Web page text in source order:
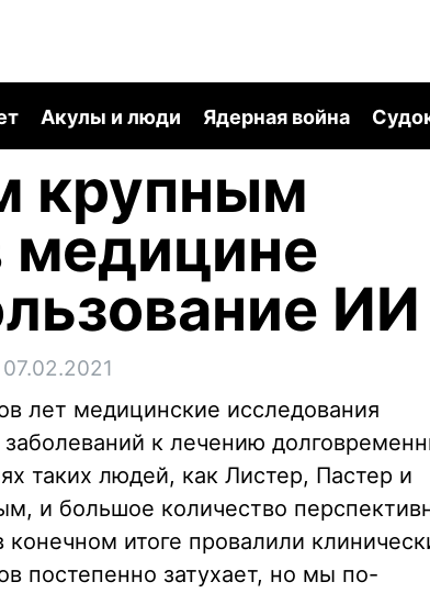
Акулы и люди Ядерная война
крупным
ИИ
лет медицинские исследования
к лечению
таких людей, как Листер, Пастер и
и большое количество
итоге провалили
постепенно затухает, но мы по-